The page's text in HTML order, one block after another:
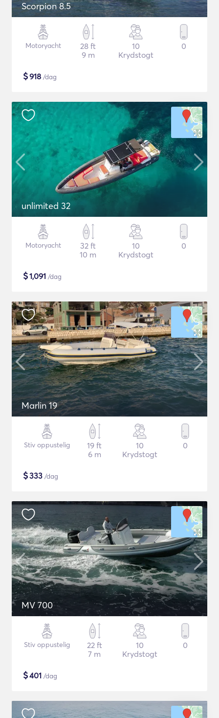
Scorpion 8.5
Motoryacht
28 ft
9 m
10
Krydstogt
0
$918 /dag
unlimited 32
Motoryacht
32 ft
10 m
10
Krydstogt
0
$1,091 /dag
Marlin 19
Stiv oppustelig
19 ft
6 m
10
Krydstogt
0
$333 /dag
MV 700
Stiv oppustelig
22 ft
7 m
10
Krydstogt
0
$401 /dag